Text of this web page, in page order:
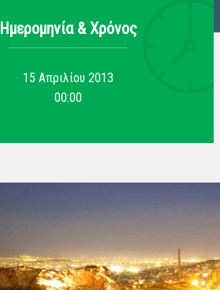
Ημερομηνία & Xρόνος
15 Απριλίου 2013
00:00